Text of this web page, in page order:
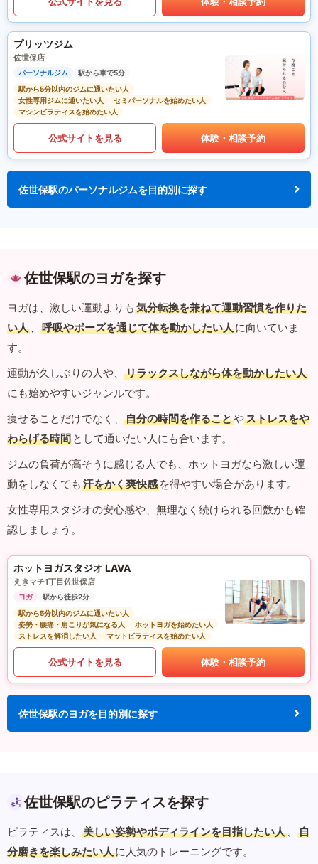
プリッツジム
佐世保店
パーソナルジム
駅から車で5分
駅から5分以内のジムに通いたい人
女性専用ジムに通いたい人
セミパーソナルを始めたい人
マシンピラティスを始めたい人
公式サイトを見る 体験・相談予約
佐世保駅のパーソナルジムを目的別に探す
佐世保駅のヨガを探す
ヨガは、激しい運動よりも 気分転換を兼ねて運動習慣を作りた
い人 、 呼吸やポーズを通じて体を動かしたい人に向いていま
す。
運動が久しぶりの人や、
リラックスしながら体を動かしたい人
にも始めやすいジャンルです。
痩せることだけでなく、
自分の時間を作ることやストレスをや
わらげる時間 として通いたい人にも合います。
ジムの負荷が高そうに感じる人でも、ホットヨガなら激しい運
動をしなくても 汗をかく爽快感 を得やすい場合があります。
女性専用スタジオの安心感や、無理なく続けられる回数かも確
認しましょう。
ホットヨガスタジオ LAVA
えきマチ1丁目佐世保店
ヨガ
駅から徒歩2分
駅から5分以内のジムに通いたい人
姿勢・腰痛・肩こりが気になる人
ホットヨガを始めたい人
ストレスを解消したい人
マットピラティスを始めたい人
公式サイトを見る 体験・相談予約
佐世保駅のヨガを目的別に探す
佐世保駅のピラティスを探す
ピラティスは、 美しい姿勢やボディラインを目指したい人 、
自
分磨きを楽しみたい人に人気のトレーニングです。